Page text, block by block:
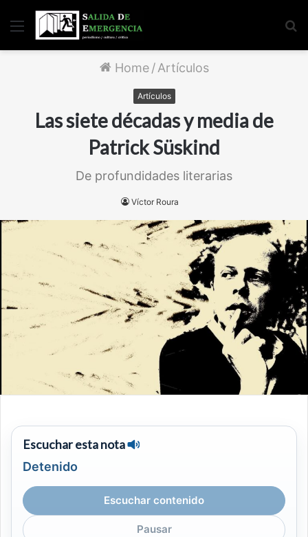
Menu
Home /Artículos
Artículos
Las siete décadas y media de
Patrick Süskind
De profundidades literarias
Víctor Roura
Escuchar esta nota
Detenido
Escuchar contenido
Pausar